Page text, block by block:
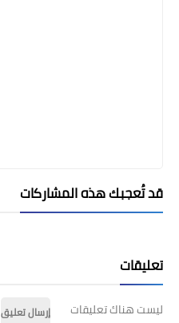
قد تُعجبك هذه المشاركات
تعليقات
ليست هناك تعليقات
إرسال تعليق